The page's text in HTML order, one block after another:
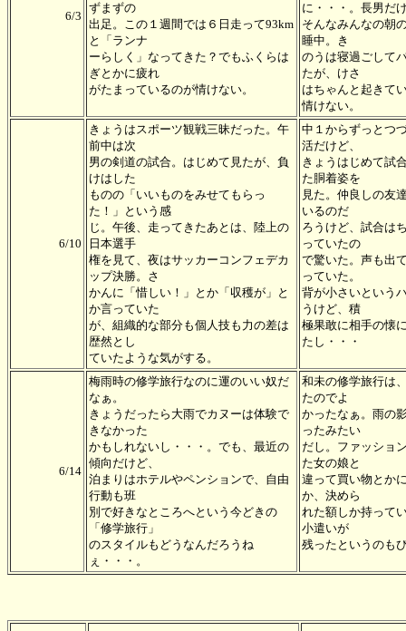
6/3
ずまずの
出足。この１週間では６日走って93km
と「ランナ
ーらしく」なってきた？でもふくらは
ぎとかに疲れ
がたまっているのが情けない。
に・・・。長男だ
そんなみんなの朝
睡中。き
のうは寝過ごして
たが、けさ
はちゃんと起きて
情けない。
6/10
きょうはスポーツ観戦三昧だった。午
前中は次
男の剣道の試合。はじめて見たが、負
けはした
ものの「いいものをみせてもらっ
た！」という感
じ。午後、走ってきたあとは、陸上の
日本選手
権を見て、夜はサッカーコンフェデカ
ップ決勝。さ
かんに「惜しい！」とか「収穫が」と
か言っていた
が、組織的な部分も個人技も力の差は
歴然とし
ていたような気がする。
中１からずっとつ
活だけど、
きょうはじめて試
た胴着姿を
見た。仲良しの友
いるのだ
ろうけど、試合は
っていたの
で驚いた。声も出
っていた。
背が小さいという
うけど、積
極果敢に相手の懐
たし・・・
6/14
梅雨時の修学旅行なのに運のいい奴だ
なぁ。
きょうだったら大雨でカヌーは体験で
きなかった
かもしれないし・・・。でも、最近の
傾向だけど、
泊まりはホテルやペンションで、自由
行動も班
別で好きなところへという今どきの
「修学旅行」
のスタイルもどうなんだろうね
ぇ・・・。
和未の修学旅行は
たのでよ
かったなぁ。雨の
ったみたい
だし。ファッショ
た女の娘と
違って買い物とか
か、決めら
れた額しか持って
小遣いが
残ったというのも